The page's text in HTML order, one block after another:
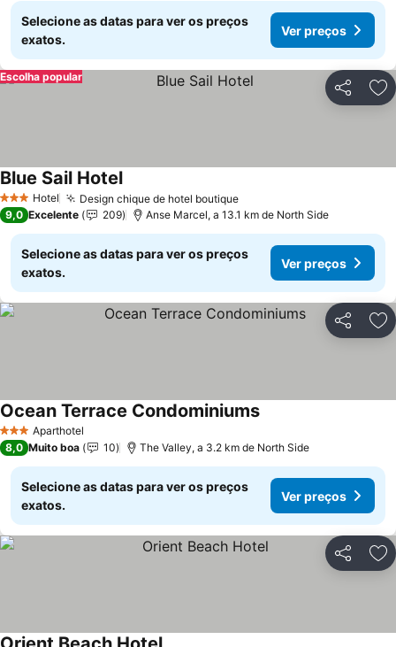
Selecione as datas para ver os preços
exatos.
Ver preços
Partilhar
Escolha popular
3 EstrelasHotel Design chique de hotel boutiqueVer preços
Blue Sail HotelVer preços
9,0 Excelente 209 Anse Marcel, a 13.1 km de North Side
Selecione as datas para ver os preços
exatos.
Ver preços
Partilhar
3 EstrelasAparthotel
Ocean Terrace CondominiumsVer preços
8,0 Muito boa 10 The Valley, a 3.2 km de North Side
Selecione as datas para ver os preços
exatos.
Ver preços
Partilhar